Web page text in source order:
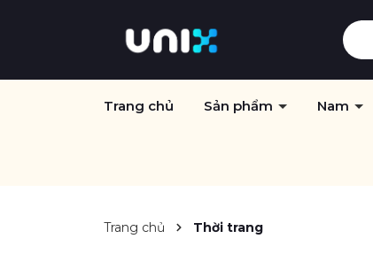
Trang chủ Sản phẩm Nam
Trang chủ Thời trang